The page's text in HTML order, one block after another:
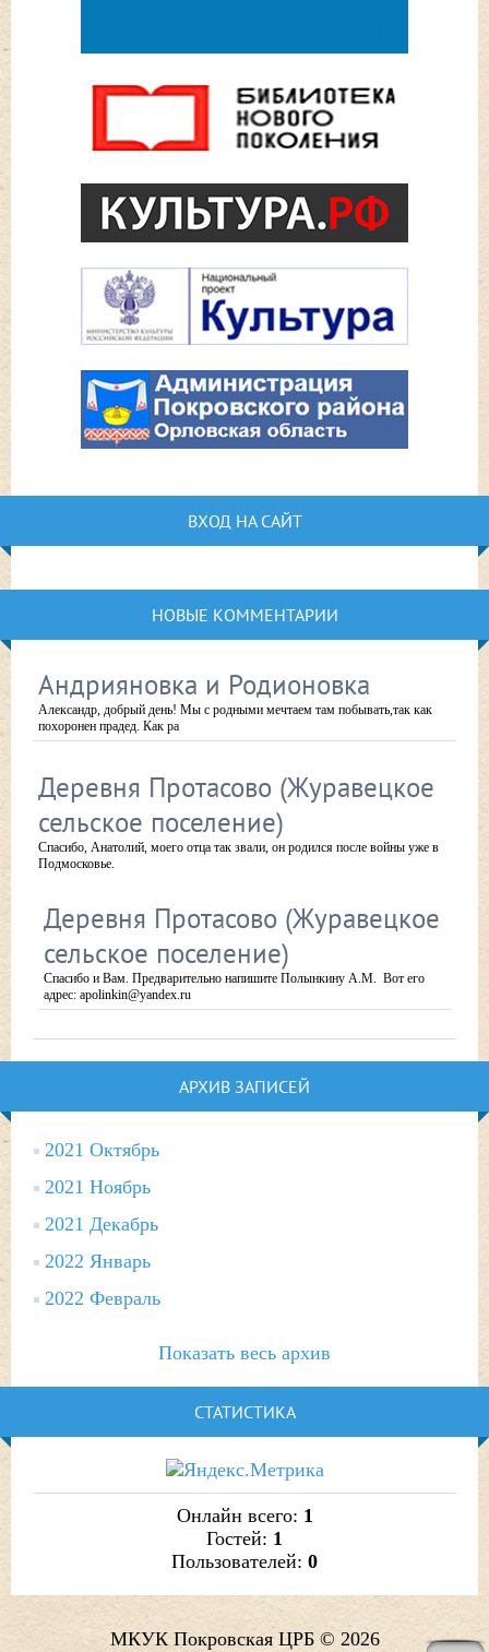
ВХОД НА САЙТ
НОВЫЕ КОММЕНТАРИИ
Андрияновка и Родионовка
Александр, добрый день! Мы с родными мечтаем там побывать,так как
похоронен прадед. Как ра
Деревня Протасово (Журавецкое
сельское поселение)
Спасибо, Анатолий, моего отца так звали, он родился после войны уже в
Подмосковье.
Деревня Протасово (Журавецкое
сельское поселение)
Спасибо и Вам. Предварительно напишите Полынкину А.М. Вот его
адрес: apolinkin@yandex.ru
АРХИВ ЗАПИСЕЙ
2021 Октябрь
2021 Ноябрь
2021 Декабрь
2022 Январь
2022 Февраль
Показать весь архив
СТАТИСТИКА
Онлайн всего: 1
Гостей: 1
Пользователей: 0
МКУК Покровская ЦРБ © 2026